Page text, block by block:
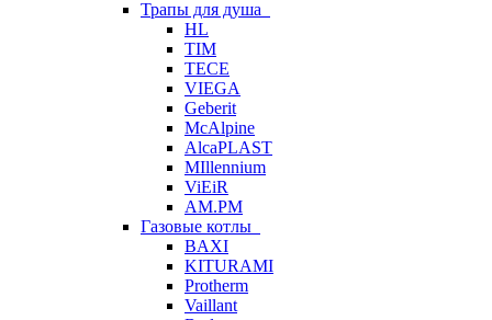
Трапы для душа
HL
TIM
TECE
VIEGA
Geberit
McAlpine
AlcaPLAST
MIllennium
ViEiR
AM.PM
Газовые котлы
BAXI
KITURAMI
Protherm
Vaillant